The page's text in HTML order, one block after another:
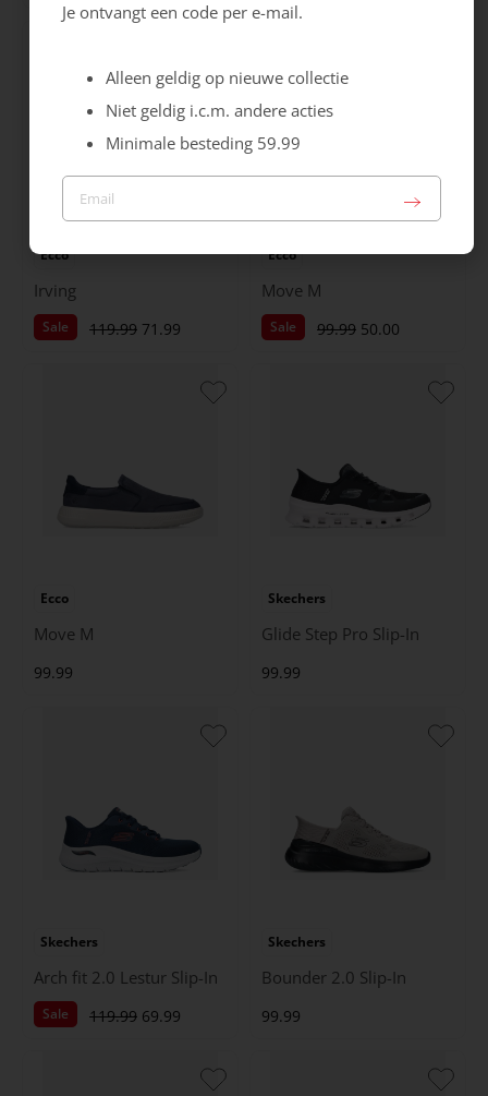
Ecco
Irving
Sale 119.99 71.99
Ecco
Move M
Sale 99.99 50.00
Ecco
Move M
99.99
Skechers
Glide Step Pro Slip-In
99.99
Skechers
Arch fit 2.0 Lestur Slip-In
Sale 119.99 69.99
Skechers
Bounder 2.0 Slip-In
99.99
Je ontvangt een code per e-mail.
Alleen geldig op nieuwe collectie
Niet geldig i.c.m. andere acties
Minimale besteding 59.99